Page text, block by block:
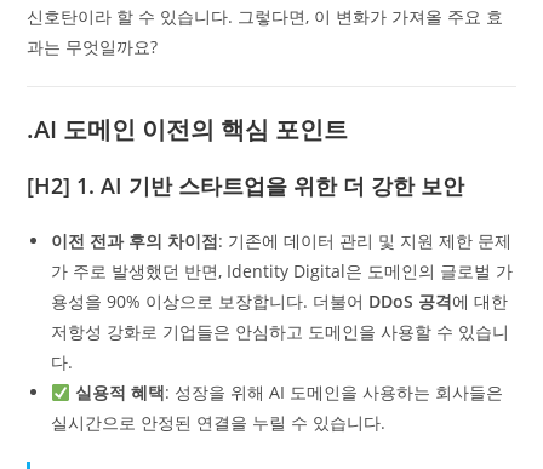
신호탄이라 할 수 있습니다. 그렇다면, 이 변화가 가져올 주요 효
과는 무엇일까요?
.AI 도메인 이전의 핵심 포인트
[H2] 1.AI 기반 스타트업을 위한 더 강한 보안
이전 전과 후의 차이점: 기존에 데이터 관리 및 지원 제한 문제
가 주로 발생했던 반면, Identity Digital은 도메인의 글로벌 가
용성을 90% 이상으로 보장합니다. 더불어 DDoS 공격에 대한
저항성 강화로 기업들은 안심하고 도메인을 사용할 수 있습니
다.
실용적 혜택: 성장을 위해 AI 도메인을 사용하는 회사들은
실시간으로 안정된 연결을 누릴 수 있습니다.